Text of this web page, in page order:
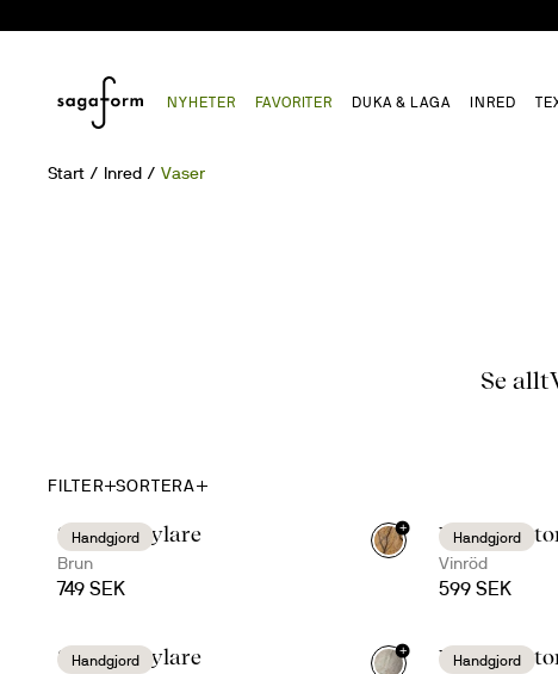
NYHETER FAVORITER DUKA & LAGA INRED
Start Inred Vaser
Se allt
FILTER SORTERA
Handgjord
Sten vinkylare
Brun
749 SEK
+
Handgjord
Viva vas
Vinröd
599 SEK
Handgjord
Sten vinkylare +
Handgjord
Viva vas